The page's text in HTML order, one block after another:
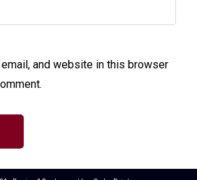
email, and website in this browser